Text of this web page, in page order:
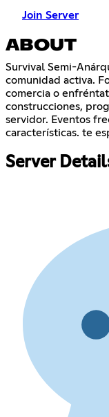
Join Server
ABOUT
Survival Semi-
comunidad activa.
comercia o
construcciones,
servidor. Eventos
características. te
Server